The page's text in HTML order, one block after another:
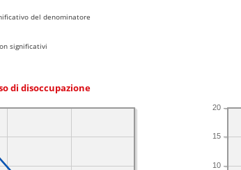
del denominatore
significativi
di disoccupazione
10
15
20